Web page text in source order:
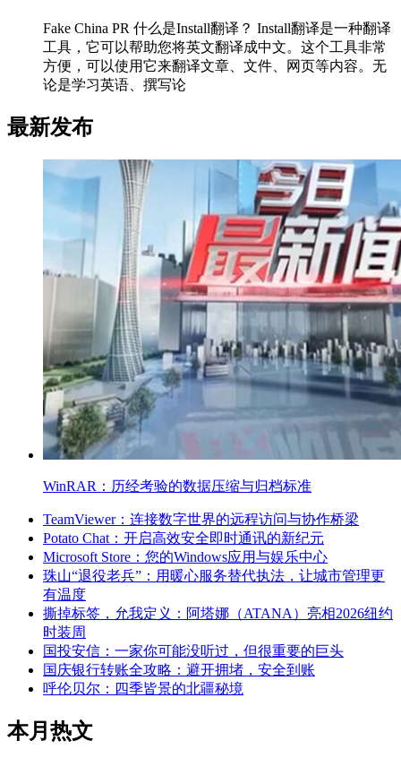
Fake China PR 什么是Install翻译？ Install翻译是一种翻译
工具，它可以帮助您将英文翻译成中文。这个工具非常
方便，可以使用它来翻译文章、文件、网页等内容。无
论是学习英语、撰写论
最新发布
WinRAR：历经考验的数据压缩与归档标准
TeamViewer：连接数字世界的远程访问与协作桥梁
Potato Chat：开启高效安全即时通讯的新纪元
Microsoft Store：您的Windows应用与娱乐中心
珠山“退役老兵”：用暖心服务替代执法，让城市管理更
有温度
撕掉标签，允我定义：阿塔娜（ATANA）亮相2026纽约
时装周
国投安信：一家你可能没听过，但很重要的巨头
国庆银行转账全攻略：避开拥堵，安全到账
呼伦贝尔：四季皆景的北疆秘境
本月热文